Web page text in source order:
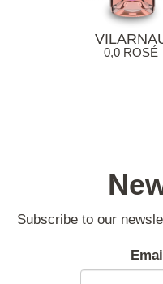
0,0 ROSÉ
Subscribe to our